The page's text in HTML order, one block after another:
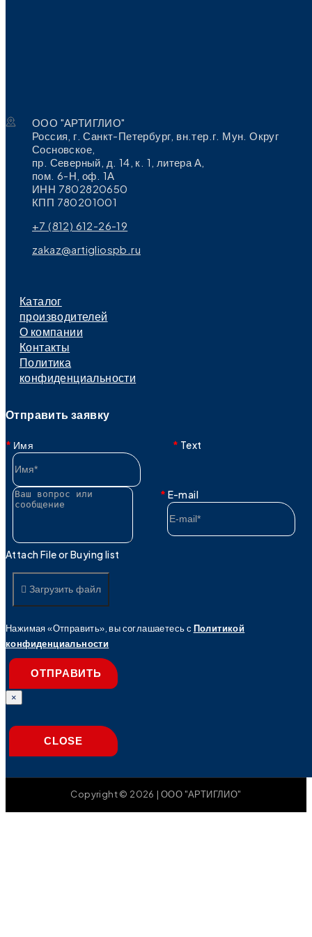
ООО "АРТИГЛИО"
Россия, г. Санкт-Петербург, вн.тер.г. Мун. Округ
Сосновское,
пр. Северный, д. 14, к. 1, литера А,
пом. 6-Н, оф. 1А
ИНН 7802820650
КПП 780201001
+7 (812) 612-26-19
zakaz@artigliospb.ru
Каталог
производителей
О компании
Контакты
Политика
конфиденциальности
Отправить заявку
Имя
E-mail
Text
Attach File or Buying list
Загрузить файл
Нажимая «Отправить», вы соглашаетесь с Политикой
конфиденциальности
ОТПРАВИТЬ
×
CLOSE
Copyright © 2026 | ООО "АРТИГЛИО"